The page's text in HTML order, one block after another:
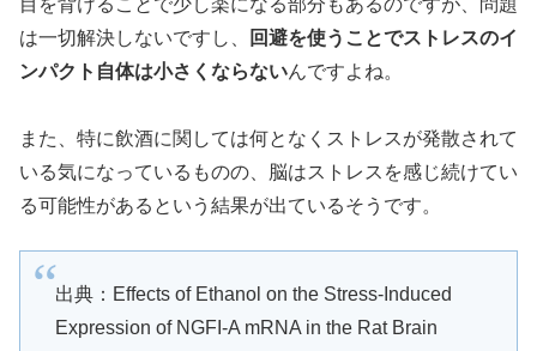
目を背けることで少し楽になる部分もあるのですが、問題
は一切解決しないですし、
回避を使うことでストレスのイ
ンパクト自体は小さくならないんですよね。
また、特に飲酒に関しては何となくストレスが発散されて
いる気になっているものの、脳はストレスを感じ続けてい
る可能性があるという結果が出ているそうです。
出典：Effects of Ethanol on the Stress-Induced
Expression of NGFI-A mRNA in the Rat Brain